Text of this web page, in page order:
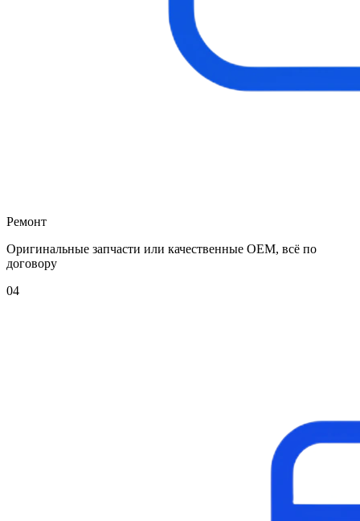
Ремонт
Оригинальные запчасти или качественные OEM, всё по
договору
04